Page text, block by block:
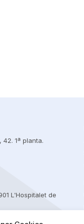
1ª planta.
L'Hospitalet de